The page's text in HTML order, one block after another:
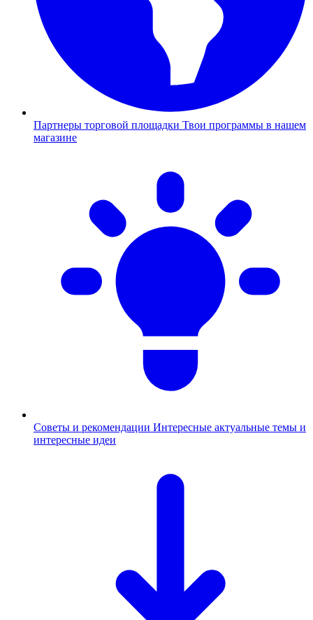
Партнеры торговой площадки Твои программы в нашем
магазине
Советы и рекомендации Интересные актуальные темы и
интересные идеи